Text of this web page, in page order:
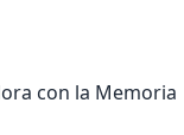
con la Memoria